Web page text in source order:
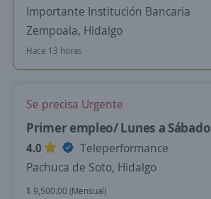
Importante Institución Bancaria
Zempoala, Hidalgo
Hace 13 horas
Se precisa Urgente
Primer empleo/ Lunes a Sábado
4.0
Teleperformance
Pachuca de Soto, Hidalgo
$ 9,500.00 (Mensual)